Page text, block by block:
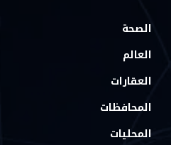
الصحة
العالم
العقارات
المحافظات
المحليات